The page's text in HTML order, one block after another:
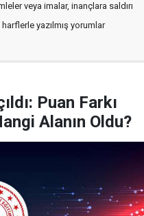
veya imalar, inançlara saldırı
yazılmış yorumlar
Puan Farkı
Alanın Oldu?